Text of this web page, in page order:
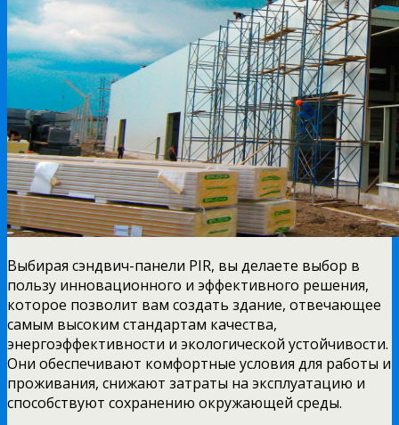
Выбирая сэндвич-панели PIR, вы делаете выбор в
пользу инновационного и эффективного решения,
которое позволит вам создать здание, отвечающее
самым высоким стандартам качества,
энергоэффективности и экологической устойчивости.
Они обеспечивают комфортные условия для работы и
проживания, снижают затраты на эксплуатацию и
способствуют сохранению окружающей среды.